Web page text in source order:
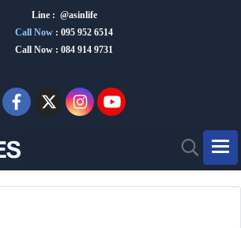
Line : @asinlife
Call Now : 095 952 6514
Call Now : 084 914 9731